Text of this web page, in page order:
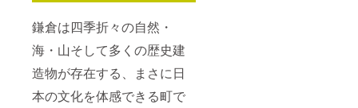
鎌倉は四季折々の自然・
海・山そして多くの歴史建
造物が存在する、まさに日
本の文化を体感できる町で